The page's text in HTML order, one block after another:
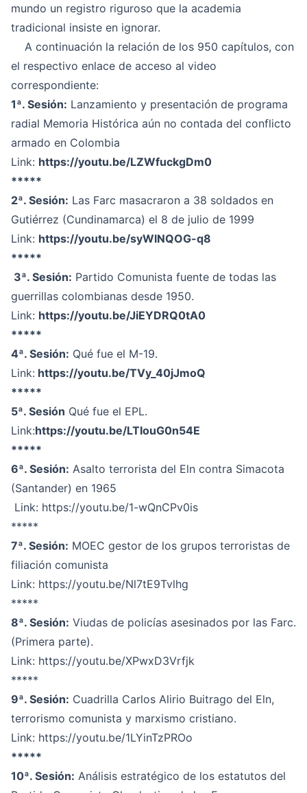
mundo un registro riguroso que la academia
tradicional insiste en ignorar.
A continuación la relación de los 950 capítulos, con
el respectivo enlace de acceso al video
correspondiente:
1ª. Sesión: Lanzamiento y presentación de programa
radial Memoria Histórica aún no contada del conflicto
armado en Colombia
Link: https://youtu.be/LZWfuckgDm0
*****
2ª. Sesión: Las Farc masacraron a 38 soldados en
Gutiérrez (Cundinamarca) el 8 de julio de 1999
Link: https://youtu.be/syWlNQOG-q8
*****
3ª. Sesión: Partido Comunista fuente de todas las
guerrillas colombianas desde 1950.
Link: https://youtu.be/JiEYDRQ0tA0
*****
4ª. Sesión: Qué fue el M-19.
Link: https://youtu.be/TVy_40jJmoQ
*****
5ª. Sesión Qué fue el EPL.
Link:https://youtu.be/LTIouG0n54E
*****
6ª. Sesión: Asalto terrorista del Eln contra Simacota
(Santander) en 1965
Link: https://youtu.be/1-wQnCPv0is
*****
7ª. Sesión: MOEC gestor de los grupos terroristas de
filiación comunista
Link: https://youtu.be/Nl7tE9Tvlhg
*****
8ª. Sesión: Viudas de policías asesinados por las Farc.
(Primera parte).
Link: https://youtu.be/XPwxD3Vrfjk
*****
9ª. Sesión: Cuadrilla Carlos Alirio Buitrago del Eln,
terrorismo comunista y marxismo cristiano.
Link: https://youtu.be/1LYinTzPROo
*****
10ª. Sesión: Análisis estratégico de los estatutos del